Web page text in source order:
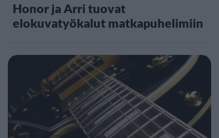
Honor ja Arri tuovat
elokuvatyökalut matkapuhelimiin